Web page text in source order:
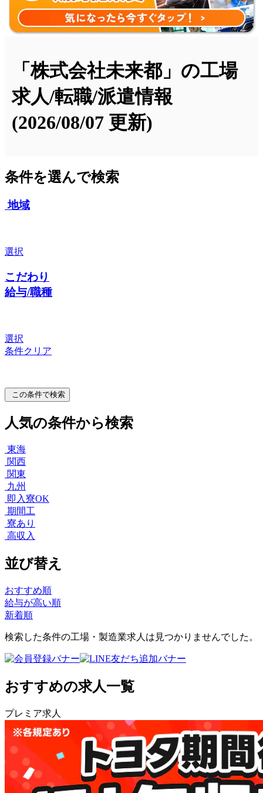
「株式会社未来都」の工場
求人/転職/派遣情報
(2026/08/07 更新)
条件を選んで検索
地域
選択
こだわり
給与/職種
選択
条件クリア
この条件で検索
人気の条件から検索
東海
関西
関東
九州
即入寮OK
期間工
寮あり
高収入
並び替え
おすすめ順
給与が高い順
新着順
検索した条件の工場・製造業求人は見つかりませんでした。
おすすめの求人一覧
プレミア求人